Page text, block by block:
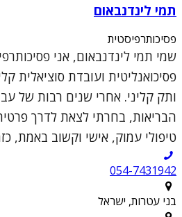
תמי לינדנבאום
פסיכותרפיסטית
שמי תמי לינדנבאום, אני
ותק קליני. אחרי שנים רבות של
הבריאות, בחרתי לצאת לדרך
טיפולי עמוק, אישי וקשוב באמת,
054-7431942
בני עטרות, ישראל